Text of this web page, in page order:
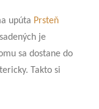
upúta Prsteň
je
sa dostane do
Takto si